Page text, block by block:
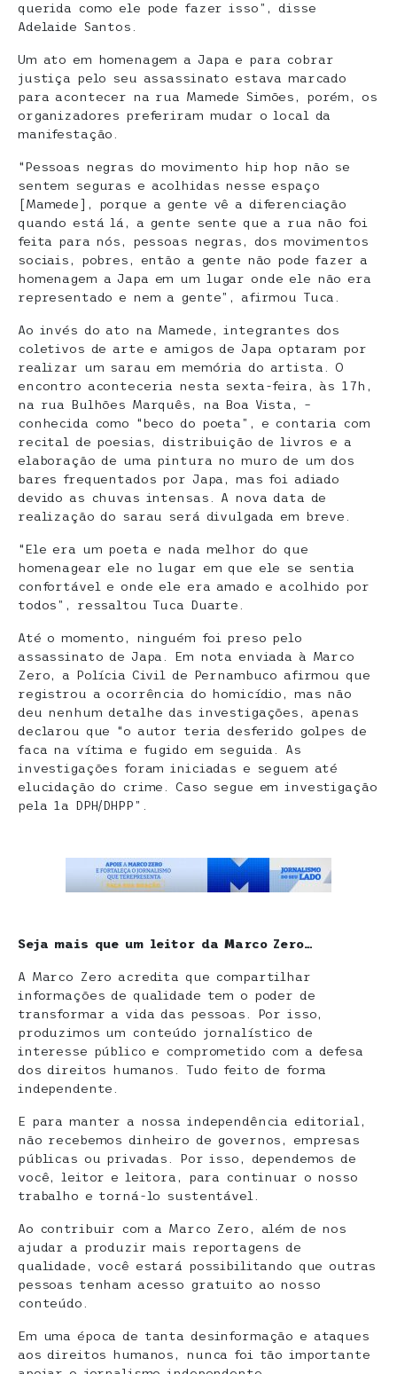
querida como ele pode fazer isso”, disse
Adelaide Santos.
Um ato em homenagem a Japa e para cobrar
justiça pelo seu assassinato estava marcado
para acontecer na rua Mamede Simões, porém, os
organizadores preferiram mudar o local da
manifestação.
“Pessoas negras do movimento hip hop não se
sentem seguras e acolhidas nesse espaço
[Mamede], porque a gente vê a diferenciação
quando está lá, a gente sente que a rua não foi
feita para nós, pessoas negras, dos movimentos
sociais, pobres, então a gente não pode fazer a
homenagem a Japa em um lugar onde ele não era
representado e nem a gente”, afirmou Tuca.
Ao invés do ato na Mamede, integrantes dos
coletivos de arte e amigos de Japa optaram por
realizar um sarau em memória do artista. O
encontro aconteceria nesta sexta-feira, às 17h,
na rua Bulhões Marquês, na Boa Vista, –
conhecida como “beco do poeta”, e contaria com
recital de poesias, distribuição de livros e a
elaboração de uma pintura no muro de um dos
bares frequentados por Japa, mas foi adiado
devido as chuvas intensas. A nova data de
realização do sarau será divulgada em breve.
“Ele era um poeta e nada melhor do que
homenagear ele no lugar em que ele se sentia
confortável e onde ele era amado e acolhido por
todos”, ressaltou Tuca Duarte.
Até o momento, ninguém foi preso pelo
assassinato de Japa. Em nota enviada à Marco
Zero, a Polícia Civil de Pernambuco afirmou que
registrou a ocorrência do homicídio, mas não
deu nenhum detalhe das investigações, apenas
declarou que “o autor teria desferido golpes de
faca na vítima e fugido em seguida. As
investigações foram iniciadas e seguem até
elucidação do crime. Caso segue em investigação
pela 1a DPH/DHPP”.
Seja mais que um leitor da Marco Zero…
A Marco Zero acredita que compartilhar
informações de qualidade tem o poder de
transformar a vida das pessoas. Por isso,
produzimos um conteúdo jornalístico de
interesse público e comprometido com a defesa
dos direitos humanos. Tudo feito de forma
independente.
E para manter a nossa independência editorial,
não recebemos dinheiro de governos, empresas
públicas ou privadas. Por isso, dependemos de
você, leitor e leitora, para continuar o nosso
trabalho e torná-lo sustentável.
Ao contribuir com a Marco Zero, além de nos
ajudar a produzir mais reportagens de
qualidade, você estará possibilitando que outras
pessoas tenham acesso gratuito ao nosso
conteúdo.
Em uma época de tanta desinformação e ataques
aos direitos humanos, nunca foi tão importante